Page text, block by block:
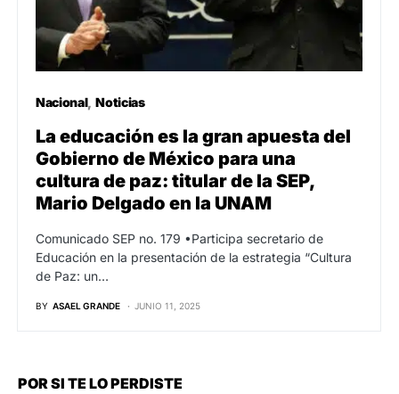
Nacional Noticias
La educación es la gran apuesta del
Gobierno de México para una
cultura de paz: titular de la SEP,
Mario Delgado en la UNAM
Comunicado SEP no. 179 •Participa secretario de
Educación en la presentación de la estrategia “Cultura
de Paz: un…
BY ASAEL GRANDE JUNIO 11, 2025
POR SI TE LO PERDISTE